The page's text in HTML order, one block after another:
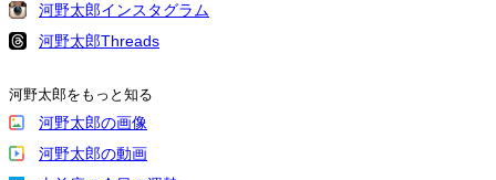
河野太郎インスタグラム
河野太郎Threads
河野太郎をもっと知る
河野太郎の画像
河野太郎の動画